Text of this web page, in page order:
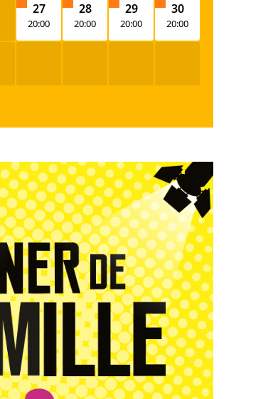
27
20:00
28
20:00
29
20:00
30
20:00